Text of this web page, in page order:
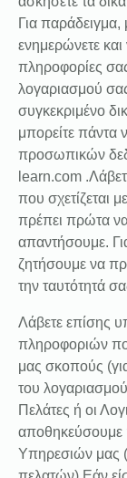
Για
ενημερώνετε και
πληροφορίες
λογαριασμού
συγκεκριμένο
μπορείτε πάντα
προσωπικών
learn.com
που σχετίζεται
πρέπει πρώτα να
απαντήσουμε.
ζητήσουμε να
την ταυτότητά
Λάβετε επίσης
πληροφοριών
μας σκοπούς
του
Πελάτες ή οι
αποθηκεύσουμε
Υπηρεσιών μας